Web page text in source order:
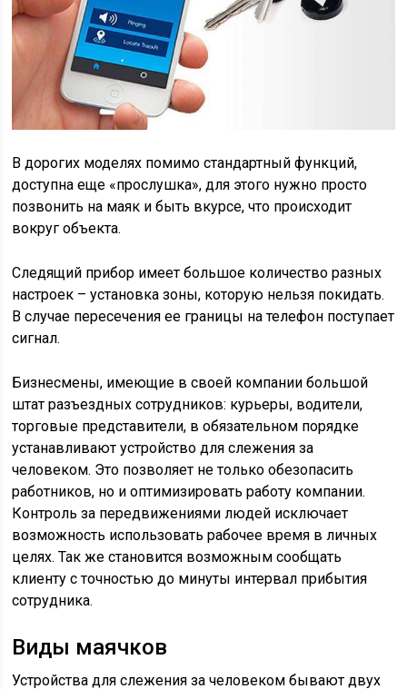
В дорогих моделях помимо стандартный функций,
доступна еще «прослушка», для этого нужно просто
позвонить на маяк и быть вкурсе, что происходит
вокруг объекта.
Следящий прибор имеет большое количество разных
настроек – установка зоны, которую нельзя покидать.
В случае пересечения ее границы на телефон поступает
сигнал.
Бизнесмены, имеющие в своей компании большой
штат разъездных сотрудников: курьеры, водители,
торговые представители, в обязательном порядке
устанавливают устройство для слежения за
человеком. Это позволяет не только обезопасить
работников, но и оптимизировать работу компании.
Контроль за передвижениями людей исключает
возможность использовать рабочее время в личных
целях. Так же становится возможным сообщать
клиенту с точностью до минуты интервал прибытия
сотрудника.
Виды маячков
Устройства для слежения за человеком бывают двух